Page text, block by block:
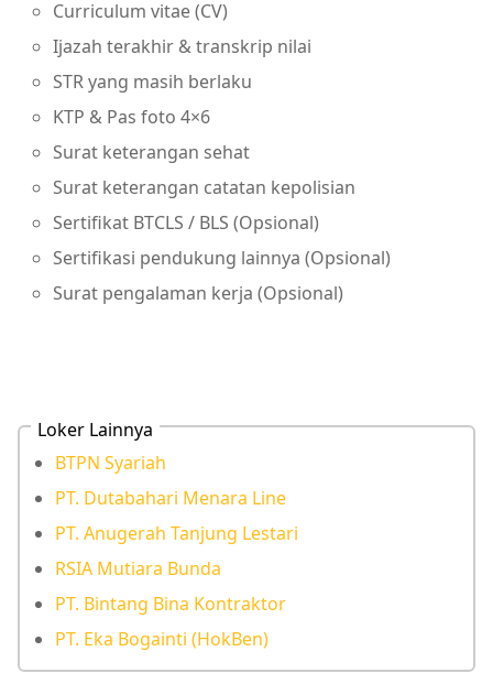
Curriculum vitae (CV)
Ijazah terakhir & transkrip nilai
STR yang masih berlaku
KTP & Pas foto 4×6
Surat keterangan sehat
Surat keterangan catatan kepolisian
Sertifikat BTCLS / BLS (Opsional)
Sertifikasi pendukung lainnya (Opsional)
Surat pengalaman kerja (Opsional)
Loker Lainnya
BTPN Syariah
PT. Dutabahari Menara Line
PT. Anugerah Tanjung Lestari
RSIA Mutiara Bunda
PT. Bintang Bina Kontraktor
PT. Eka Bogainti (HokBen)